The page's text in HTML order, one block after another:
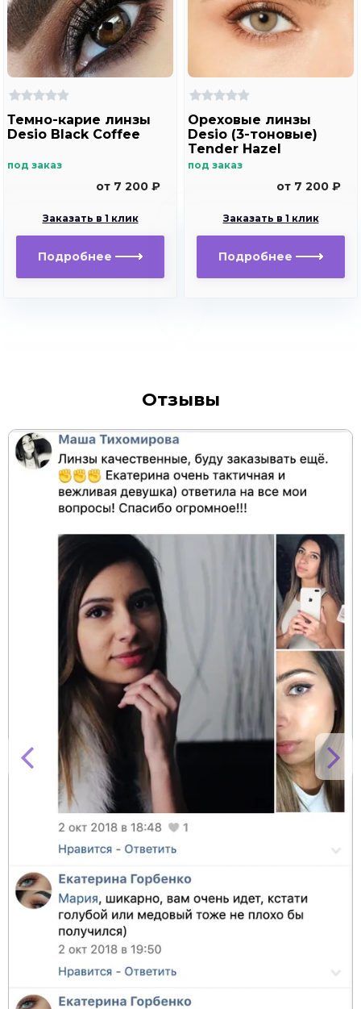
Темно-карие линзы
Desio Black Coffee
под заказ
от 7 200 ₽
Заказать в 1 клик
Подробнее
Ореховые линзы
Desio (3-тоновые)
Tender Hazel
под заказ
от 7 200 ₽
Заказать в 1 клик
Подробнее
Отзывы